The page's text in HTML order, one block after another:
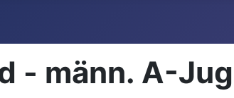
- männ. A-